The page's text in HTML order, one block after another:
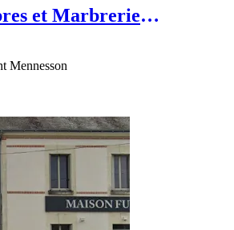
et Marbrerie
Mennesson